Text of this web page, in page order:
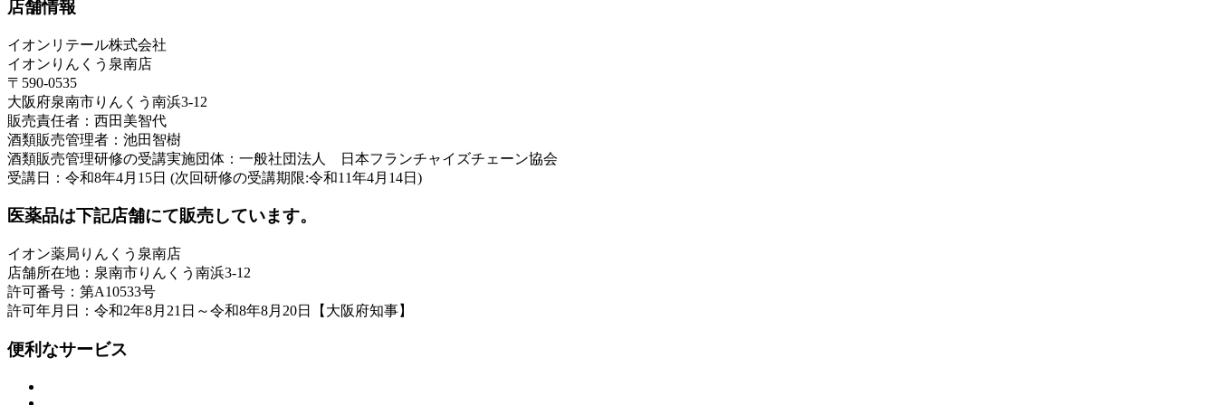
店舗情報
イオンリテール株式会社
イオンりんくう泉南店
〒590-0535
大阪府泉南市りんくう南浜3-12
販売責任者：西田美智代
酒類販売管理者：池田智樹
酒類販売管理研修の受講実施団体：一般社団法人 日本フランチャイズチェーン協会
受講日：令和8年4月15日 (次回研修の受講期限:令和11年4月14日)
医薬品は下記店舗にて販売しています。
イオン薬局りんくう泉南店
店舗所在地：泉南市りんくう南浜3-12
許可番号：第A10533号
許可年月日：令和2年8月21日～令和8年8月20日【大阪府知事】
便利なサービス